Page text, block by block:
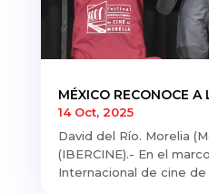
MÉXICO RECONOCE A
14 Oct, 2025
David del Río. Morelia
(IBERCINE).- En el
Internacional de cine de